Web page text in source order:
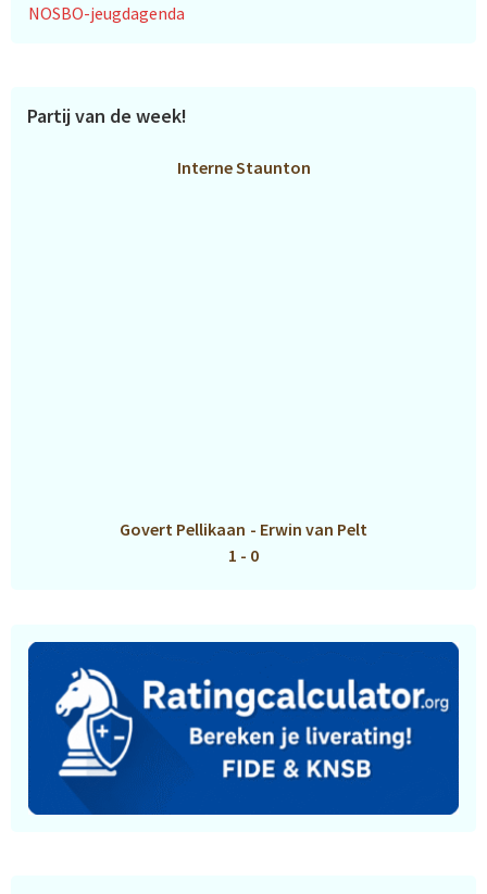
NOSBO-jeugdagenda
Partij van de week!
Interne Staunton
Govert Pellikaan - Erwin van Pelt
1 - 0